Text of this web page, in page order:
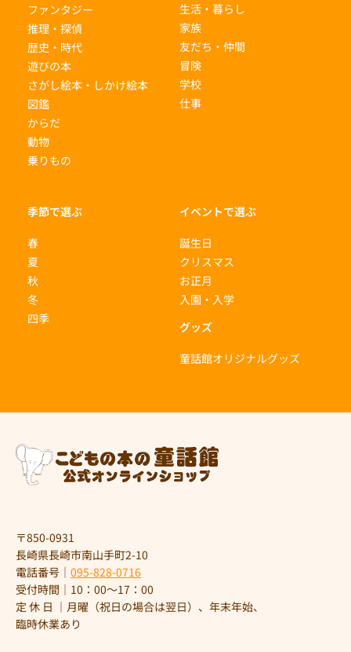
ファンタジー
推理・探偵
歴史・時代
遊びの本
さがし絵本・しかけ絵本
図鑑
からだ
動物
乗りもの
生活・暮らし
家族
友だち・仲間
冒険
学校
仕事
季節で選ぶ
春
夏
秋
冬
四季
イベントで選ぶ
誕生日
クリスマス
お正月
入園・入学
グッズ
童話館オリジナルグッズ
〒850-0931
長崎県長崎市南山手町2-10
電話番号｜ 095-828-0716
受付時間｜10：00～17：00
定 休 日 ｜月曜（祝日の場合は翌日）、年末年始、
臨時休業あり